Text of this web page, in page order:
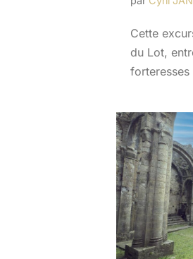
Cette
du Lot,
forteresses